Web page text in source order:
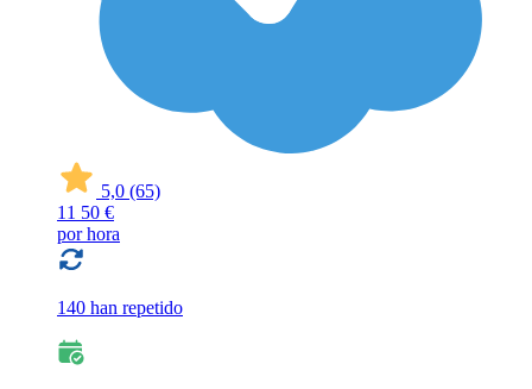
5,0 (65)
11 50 €
por hora
140 han repetido